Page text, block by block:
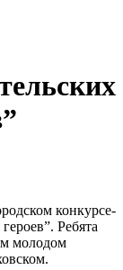
конкурсе-
Ребята
молодом